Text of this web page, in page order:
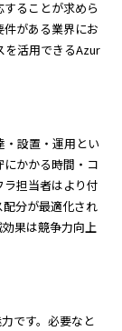
ることが求めら
がある業界にお
を活用できるAzur
・設置・運用とい
かかる時間・コ
担当者はより付
分が最適化され
果は競争力向上
です。必要なと